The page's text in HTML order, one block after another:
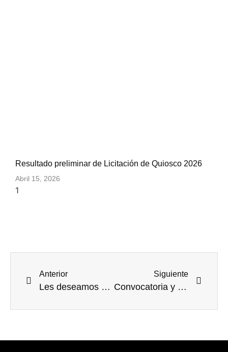
Resultado preliminar de Licitación de Quiosco 2026
Abril 15, 2026
Anterior
Les deseamos una Feliz Navidad, colmada de unión y armonía familiar. La dirección
Siguiente
Convocatoria y cronograma del concurso público de contratación docente 2026 en los IESTP de la región Ica.